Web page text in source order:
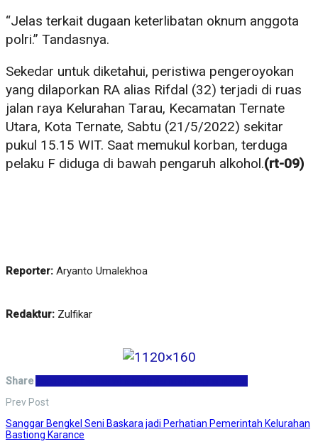
“Jelas terkait dugaan keterlibatan oknum anggota
polri.” Tandasnya.
Sekedar untuk diketahui, peristiwa pengeroyokan
yang dilaporkan RA alias Rifdal (32) terjadi di ruas
jalan raya Kelurahan Tarau, Kecamatan Ternate
Utara, Kota Ternate, Sabtu (21/5/2022) sekitar
pukul 15.15 WIT. Saat memukul korban, terduga
pelaku F diduga di bawah pengaruh alkohol.(rt-09)
Reporter: Aryanto Umalekhoa
Redaktur: Zulfikar
Share
Prev Post
Sanggar Bengkel Seni Baskara jadi Perhatian Pemerintah Kelurahan
Bastiong Karance